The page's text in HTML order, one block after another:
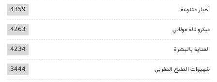
أخبار متنوعة 4359
ميكرو لالة مولاتي 4263
العناية بالبشرة 4234
شهيوات الطبخ المغربي 3444